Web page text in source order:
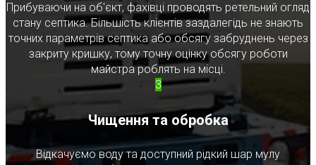
Прибуваючи на об'єкт, фахівці проводять ретельний огляд
стану септика. Більшість клієнтів заздалегідь не знають
точних параметрів септика або обсягу забруднень через
закриту кришку, тому точну оцінку обсягу роботи
майстра роблять на місці.
3
Чищення та обробка
Відкачуємо воду та доступний рідкий шар мулу